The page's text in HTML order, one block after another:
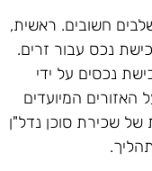
חשובים. ראשית,
נכס עבור זרים.
נכסים על ידי
המיועדים
שכירת סוכן נדל"ן